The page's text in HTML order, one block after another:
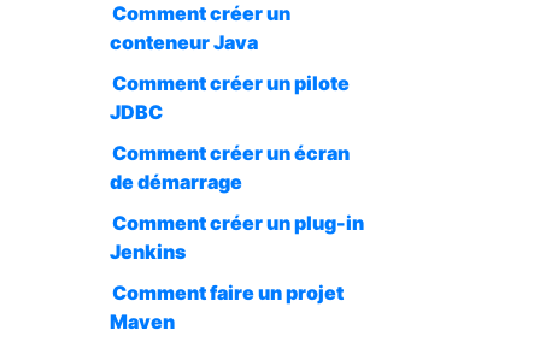
Comment créer un
conteneur Java
Comment créer un pilote
JDBC
Comment créer un écran
de démarrage
Comment créer un plug-in
Jenkins
Comment faire un projet
Maven